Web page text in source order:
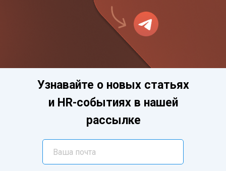
Узнавайте о новых статьях
и HR-событиях в нашей
рассылке